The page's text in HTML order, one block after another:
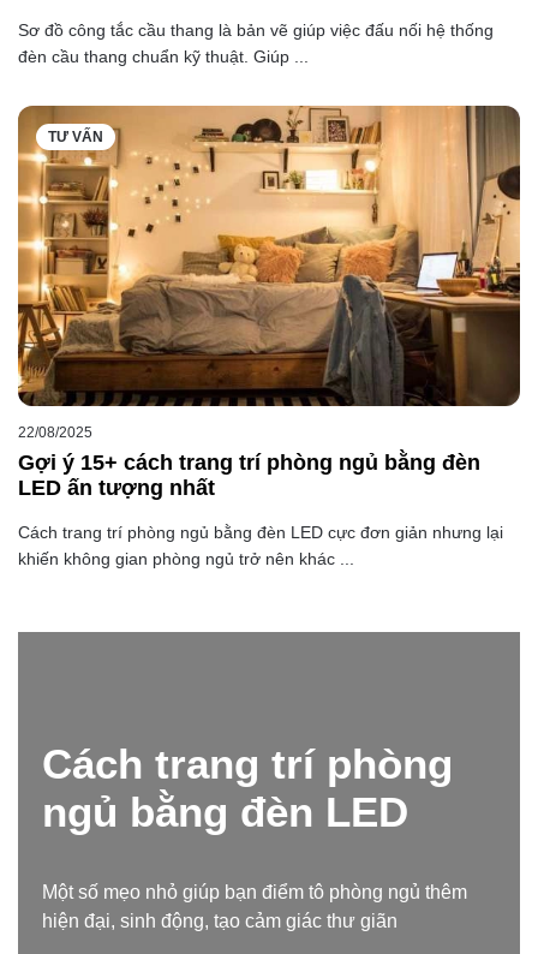
Sơ đồ công tắc cầu thang là bản vẽ giúp việc đấu nối hệ thống
đèn cầu thang chuẩn kỹ thuật. Giúp ...
TƯ VẤN
22/08/2025
Gợi ý 15+ cách trang trí phòng ngủ bằng đèn
LED ấn tượng nhất
Cách trang trí phòng ngủ bằng đèn LED cực đơn giản nhưng lại
khiến không gian phòng ngủ trở nên khác ...
Cách trang trí phòng
ngủ bằng đèn LED
Một số mẹo nhỏ giúp bạn điểm tô phòng ngủ thêm
hiện đại, sinh động, tạo cảm giác thư giãn